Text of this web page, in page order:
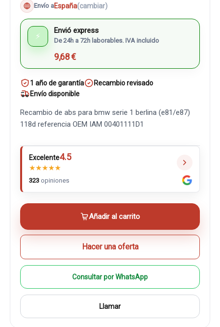
Envío aEspaña(cambiar)
⚡
Envió express
De 24h a 72h laborables. IVA incluido
9,68 €
1 año de garantía
Recambio revisado
Envío disponible
Recambio de abs para bmw serie 1 berlina (e81/e87)
118d referencia OEM IAM 00401111D1
Excelente4.5
★★★★★
323 opiniones
Añadir al carrito
Hacer una oferta
Consultar por WhatsApp
Llamar